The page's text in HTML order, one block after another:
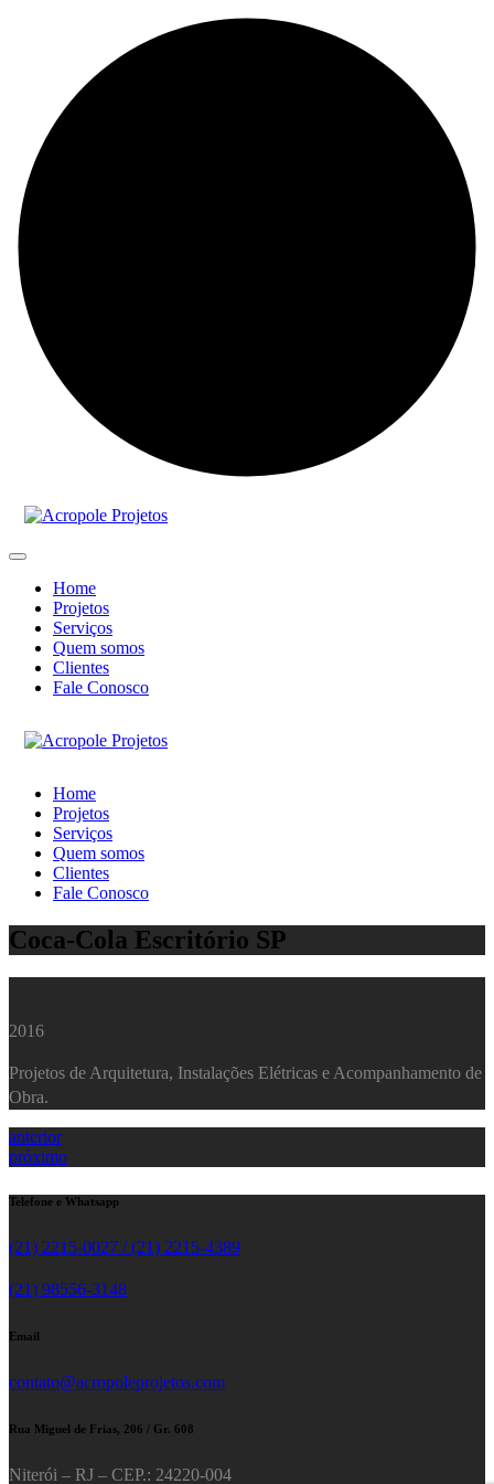
Home
Projetos
Serviços
Quem somos
Clientes
Fale Conosco
Home
Projetos
Serviços
Quem somos
Clientes
Fale Conosco
Coca-Cola Escritório SP
2016
Projetos de Arquitetura, Instalações Elétricas e Acompanhamento de
Obra.
anterior
próximo
Telefone e Whatsapp
(21) 2215-0027 / (21) 2215-4389
(21) 98556-3148
Email
contato@acropoleprojetos.com
Rua Miguel de Frias, 206 / Gr. 608
Niterói – RJ – CEP.: 24220-004